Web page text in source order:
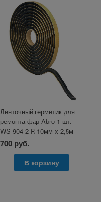
Ленточный герметик для
ремонта фар Abro 1 шт.
WS-904-2-R 10мм х 2,5м
700 руб.
В корзину